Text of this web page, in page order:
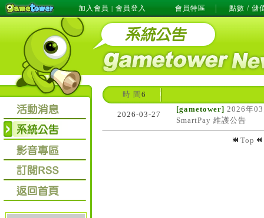
加入會員 | 會員登入 會員特區 點數 / 儲
時 間 6
2026-03-27
[gametower] 2026年
SmartPay 維護公告
Top